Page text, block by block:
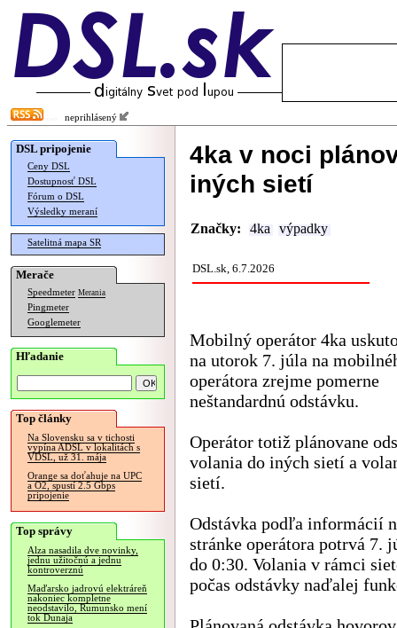
neprihlásený
DSL pripojenie
Ceny DSL
Dostupnosť DSL
Fórum o DSL
Výsledky meraní
Satelitná mapa SR
Merače
Speedmeter Merania
Pingmeter
Googlemeter
Hľadanie
Top články
Na Slovensku sa v tichosti
vypína ADSL v lokalitách s
VDSL, už 31. mája
Orange sa doťahuje na UPC
a O2, spustí 2.5 Gbps
pripojenie
Top správy
Alza nasadila dve novinky,
jednu užitočnú a jednu
kontroverznú
Maďarsko jadrovú elektráreň
nakoniec kompletne
neodstavilo, Rumunsko mení
tok Dunaja
4ka v noci
iných sietí
Značky: 4ka výpadky
DSL.sk, 6.7.2026
Mobilný operátor 4ka
na utorok 7. júla na
operátora zrejme pomerne
neštandardnú odstávku.
Operátor totiž plánovane
volania do iných sietí a
sietí.
Odstávka podľa informácií
stránke operátora potrvá 7.
do 0:30. Volania v rámci
počas odstávky naďalej